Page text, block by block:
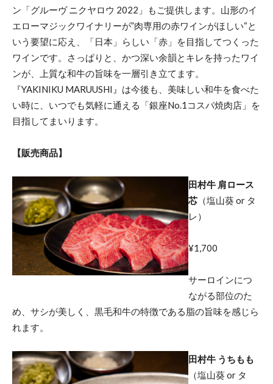
ン「グルーヴ ニクヤロウ 2022」もご提供します。山形のイ
エローマジックワイナリーが”肉専用の赤ワインがほしい“と
いう要望に応え、「日本」らしい「赤」を目指してつくった
ワインです。さっぱりと、かつ深い余韻とキレを持ったワイ
ンが、上質な和牛の旨味を一層引き立てます。
『YAKINIKU MARUUSHI』は今後も、美味しい和牛を食べた
い時に、いつでも気軽に通える「銀座No.1コスパ焼肉店」を
目指してまいります。
【販売商品】
田村牛 肩ロース
芯 （塩山葵 or タ
レ）
¥1,700
サーロインにつ
ながる部位のた
め、サシが美しく、黒毛和牛の特徴である脂の旨味を感じら
れます。
田村牛 うちもも
（塩山葵 or タ